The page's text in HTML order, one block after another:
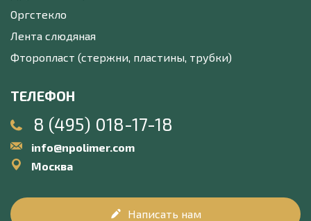
Оргстекло
Лента слюдяная
Фторопласт (стержни, пластины, трубки)
ТЕЛЕФОН
8 (495) 018-17-18
info@npolimer.com
Москва
Написать нам